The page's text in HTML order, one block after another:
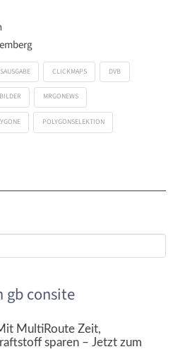
CLICKMAPS DVB
MRGONEWS
POLYGONSELEKTION
gb consite
MultiRoute Zeit,
sparen – Jetzt zum